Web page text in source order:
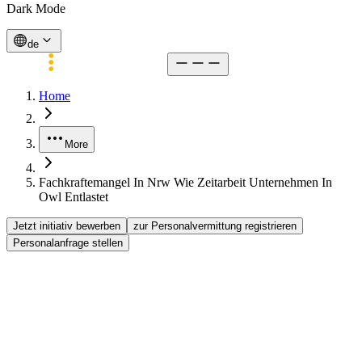
Dark Mode
de
Home
More
Fachkraftemangel In Nrw Wie Zeitarbeit Unternehmen In
Owl Entlastet
Jetzt initiativ bewerben
zur Personalvermittung registrieren
Personalanfrage stellen